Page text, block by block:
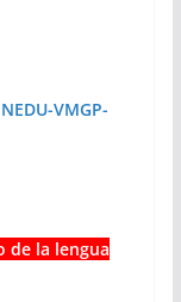
VMGP-
de la lengua